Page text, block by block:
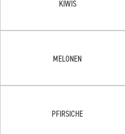
KIWIS
MELONEN
PFIRSICHE